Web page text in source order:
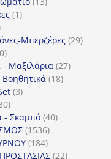
11
Μπερζέρες 2929
30
προϊόντα
Μαξιλάρια 2727
1818
33
30
προϊόντα
- Σκαμπό 4040
15361536
προϊόντα
184184
προϊόντα
2222